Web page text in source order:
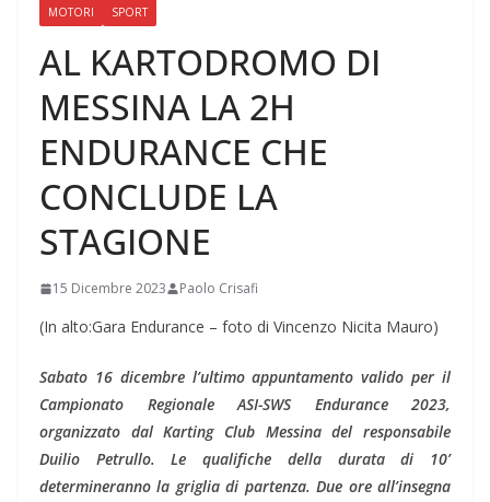
MOTORI SPORT
AL KARTODROMO DI
MESSINA LA 2H
ENDURANCE CHE
CONCLUDE LA
STAGIONE
15 Dicembre 2023 Paolo Crisafi
(In alto:Gara Endurance – foto di Vincenzo Nicita Mauro)
Sabato 16 dicembre l’ultimo appuntamento valido per il
Campionato Regionale ASI-SWS Endurance 2023,
organizzato dal Karting Club Messina del responsabile
Duilio Petrullo. Le qualifiche della durata di 10’
determineranno la griglia di partenza. Due ore all’insegna